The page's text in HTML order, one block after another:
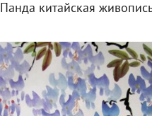
Панда китайская